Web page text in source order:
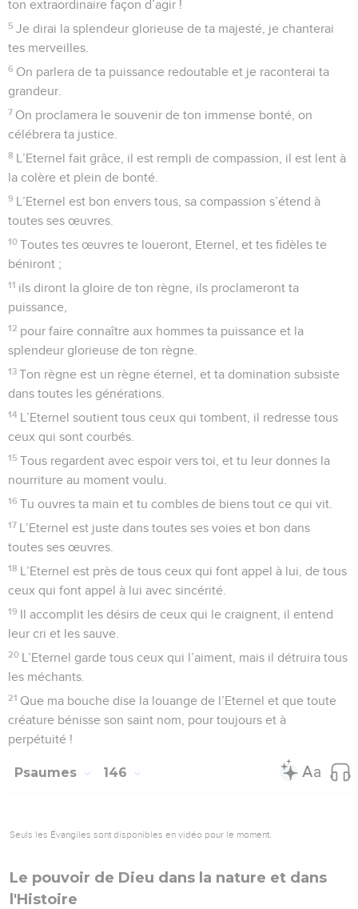
ton extraordinaire façon d’agir !
5 Je dirai la splendeur glorieuse de ta majesté, je chanterai
tes merveilles.
6 On parlera de ta puissance redoutable et je raconterai ta
grandeur.
7 On proclamera le souvenir de ton immense bonté, on
célébrera ta justice.
8 L’Eternel fait grâce, il est rempli de compassion, il est lent à
la colère et plein de bonté.
9 L’Eternel est bon envers tous, sa compassion s’étend à
toutes ses œuvres.
10 Toutes tes œuvres te loueront, Eternel, et tes fidèles te
béniront ;
11 ils diront la gloire de ton règne, ils proclameront ta
puissance,
12 pour faire connaître aux hommes ta puissance et la
splendeur glorieuse de ton règne.
13 Ton règne est un règne éternel, et ta domination subsiste
dans toutes les générations.
14 L’Eternel soutient tous ceux qui tombent, il redresse tous
ceux qui sont courbés.
15 Tous regardent avec espoir vers toi, et tu leur donnes la
nourriture au moment voulu.
16 Tu ouvres ta main et tu combles de biens tout ce qui vit.
17 L’Eternel est juste dans toutes ses voies et bon dans
toutes ses œuvres.
18 L’Eternel est près de tous ceux qui font appel à lui, de tous
ceux qui font appel à lui avec sincérité.
19 Il accomplit les désirs de ceux qui le craignent, il entend
leur cri et les sauve.
20 L’Eternel garde tous ceux qui l’aiment, mais il détruira tous
les méchants.
21 Que ma bouche dise la louange de l’Eternel et que toute
créature bénisse son saint nom, pour toujours et à
perpétuité !
Psaumes 146
Seuls les Évangiles sont disponibles en vidéo pour le moment.
Le pouvoir de Dieu dans la nature et dans
l'Histoire